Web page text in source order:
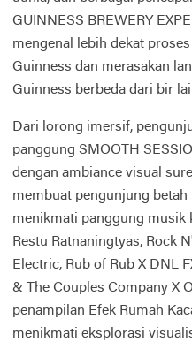
GUINNESS BREWERY
mengenal lebih dekat
Guinness dan merasakan
Guinness berbeda dari bir
Dari lorong imersif,
panggung SMOOTH
dengan ambiance visual
membuat pengunjung
menikmati panggung musik
Restu Ratnaningtyas, Rock
Electric, Rub of Rub X DNL
& The Couples Company X
penampilan Efek Rumah
menikmati eksplorasi